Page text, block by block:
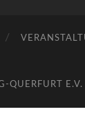
QUERFURT E.V.